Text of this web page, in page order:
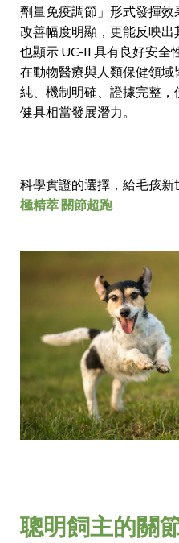
劑量免疫調節」形式發揮效
改善幅度明顯，更能反映
也顯示 UC-II 具有良好安全
在動物醫療與人類保健領
純、機制明確、證據完整
健具相當發展潛力。
科學實證的選擇，給毛孩新
極精萃 關節超跑
聰明飼主的關